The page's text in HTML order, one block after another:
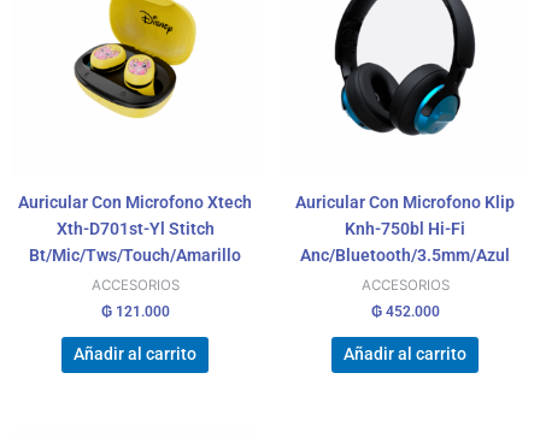
Auricular Con Microfono Xtech
Xth-D701st-Yl Stitch
Bt/Mic/Tws/Touch/Amarillo
ACCESORIOS
₲121.000
Añadir al carrito
Auricular Con Microfono Klip
Knh-750bl Hi-Fi
Anc/Bluetooth/3.5mm/Azul
ACCESORIOS
₲452.000
Añadir al carrito